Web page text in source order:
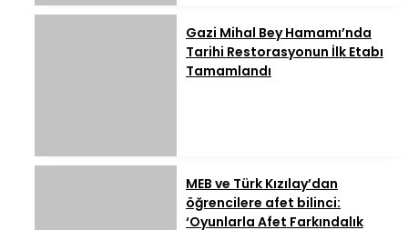
Gazi Mihal Bey Hamamı’nda
Tarihi Restorasyonun İlk Etabı
Tamamlandı
MEB ve Türk Kızılay’dan
öğrencilere afet bilinci:
‘Oyunlarla Afet Farkındalık